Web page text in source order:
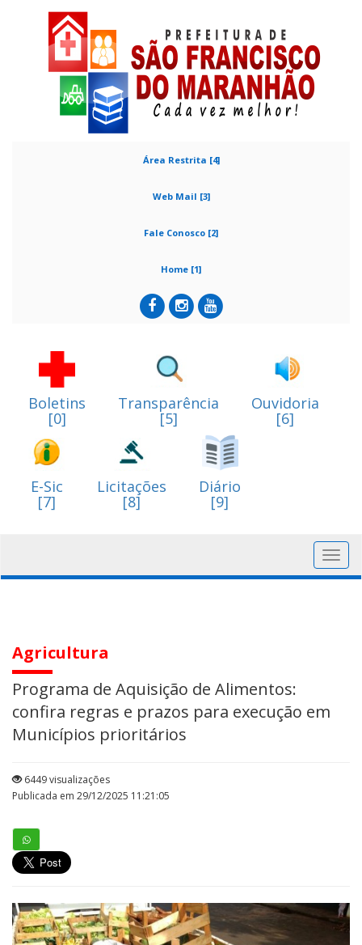
Área Restrita [4]
Web Mail [3]
Fale Conosco [2]
Home [1]
Boletins
[0]
Transparência
[5]
Ouvidoria
[6]
E-Sic
[7]
Licitações
[8]
Diário
[9]
Agricultura
Programa de Aquisição de Alimentos:
confira regras e prazos para execução em
Municípios prioritários
6449 visualizações
Publicada em 29/12/2025 11:21:05